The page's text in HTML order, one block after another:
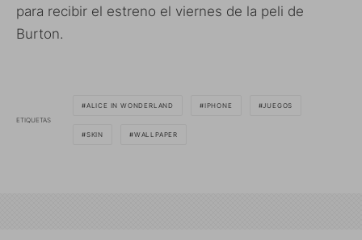
para recibir el estreno el viernes de la peli de
Burton.
ETIQUETAS
ALICE IN WONDERLAND IPHONE JUEGOS
SKIN WALLPAPER